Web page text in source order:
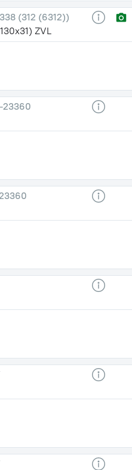
(312 (6312))
ZVL
23360